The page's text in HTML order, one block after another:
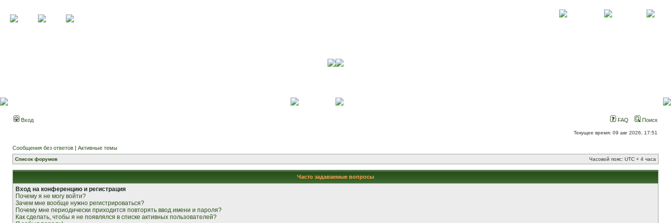
Вход FAQ Поиск
Текущее время: 09 авг 2026, 17:51
Сообщения без ответов | Активные темы
Список форумов Часовой пояс: UTC + 4 часа
Часто задаваемые вопросы
Вход на конференцию и регистрация
Почему я не могу войти?
Зачем мне вообще нужно регистрироваться?
Почему мне периодически приходится повторять ввод имени и пароля?
Как сделать, чтобы я не появлялся в списке активных пользователей?